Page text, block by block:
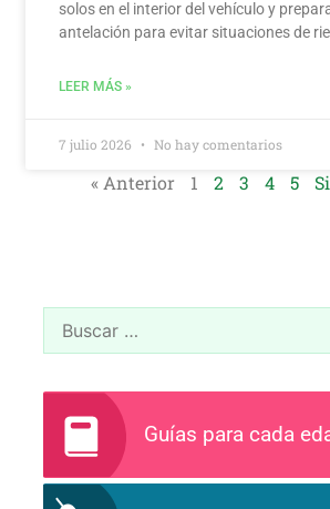
solos en el interior del vehículo y
antelación para evitar situaciones de
LEER MÁS »
7 julio 2026 No hay comentarios
« Anterior 1 2 3 4 5
Guías para cada